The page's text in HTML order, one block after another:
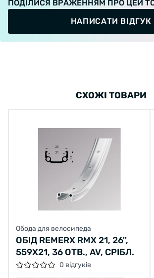
ПОДІЛИСЯ ВРАЖЕННЯМ ПРО ЦЕЙ
НАПИСАТИ ВІДГУК
СХОЖІ ТОВАРИ
Обода для велосипеда
ОБІД REMERX RMX 21, 26'',
559X21, 36 ОТВ., AV, СРІБЛ.
0 відгуків